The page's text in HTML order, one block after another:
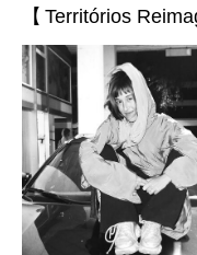
【 Territórios